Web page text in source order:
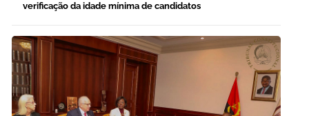
verificação da idade mínima de candidatos